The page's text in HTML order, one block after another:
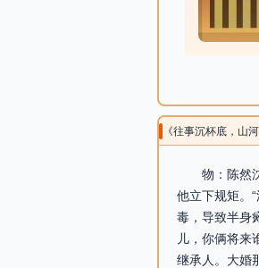
《往事沉杯底，山
物：陈然
他立下规矩。
毒，导致半
儿，你俩将来
继承人。大婚